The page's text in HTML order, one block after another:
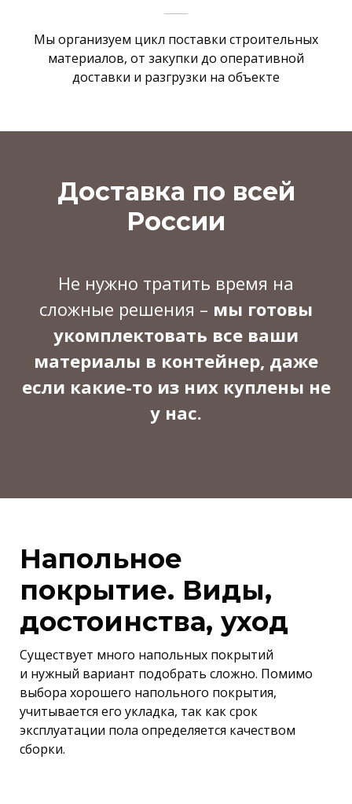
Мы организуем цикл поставки строительных
материалов, от закупки до оперативной
доставки и разгрузки на объекте
Доставка по всей
России
Не нужно тратить время на
сложные решения – мы готовы
укомплектовать все ваши
материалы в контейнер, даже
если какие-то из них куплены не
у нас.
Напольное
покрытие. Виды,
достоинства, уход
Существует много напольных покрытий
и нужный вариант подобрать сложно. Помимо
выбора хорошего напольного покрытия,
учитывается его укладка, так как срок
эксплуатации пола определяется качеством
сборки.